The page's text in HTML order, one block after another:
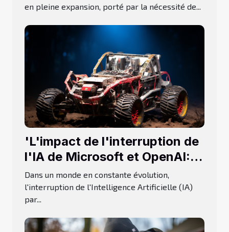
en pleine expansion, porté par la nécessité de...
'L'impact de l'interruption de
l'IA de Microsoft et OpenAI:
Une perspective d'Elon Musk'
Dans un monde en constante évolution,
l'interruption de l'Intelligence Artificielle (IA)
par...